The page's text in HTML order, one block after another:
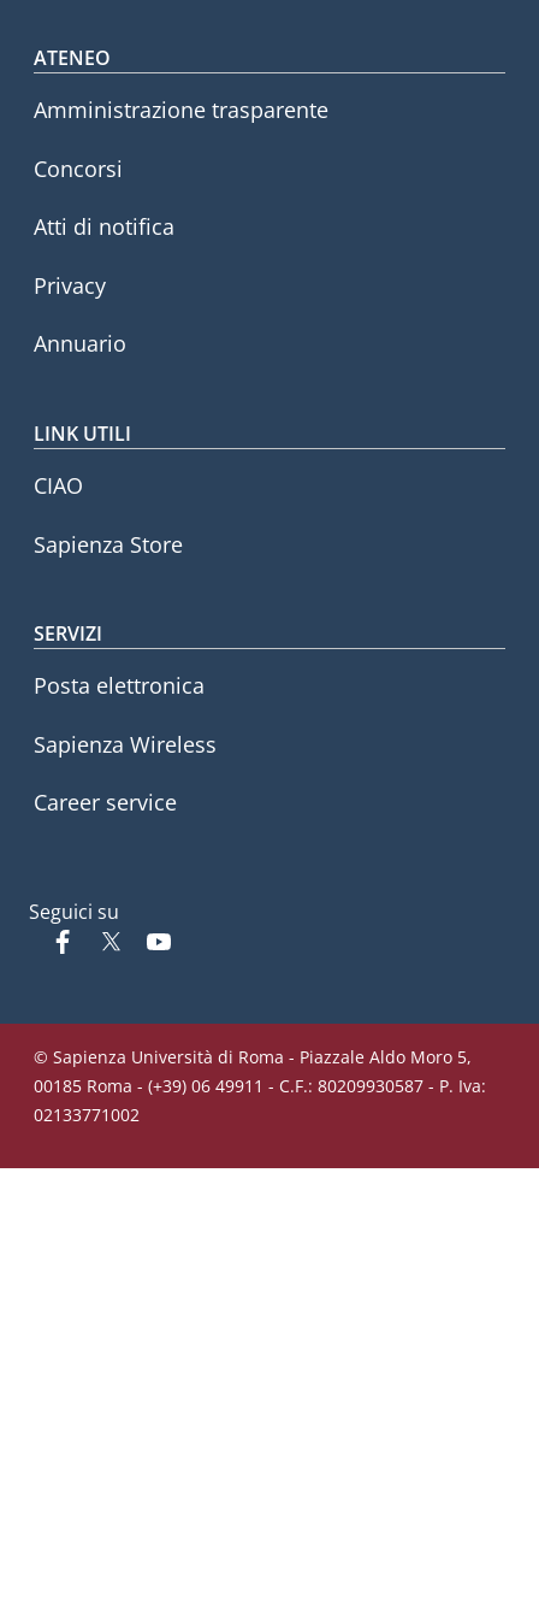
Footer menu
ATENEO
Amministrazione trasparente
Concorsi
Atti di notifica
Privacy
Annuario
LINK UTILI
CIAO
Sapienza Store
SERVIZI
Posta elettronica
Sapienza Wireless
Career service
Seguici su
Facebook
Twitter
© Sapienza Università di Roma - Piazzale Aldo Moro 5,
00185 Roma - (+39) 06 49911 - C.F.: 80209930587 - P. Iva:
02133771002